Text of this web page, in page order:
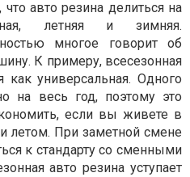
авто резина делиться на
летняя и зимняя.
многое говорит об
К примеру, всесезонная
как универсальная. Одного
на весь год, поэтому это
если вы живете в
летом. При заметной смене
к стандарту со сменными
авто резина уступает